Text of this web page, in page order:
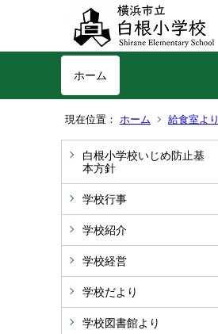
ホーム
現在位置： ホーム 給食室より
白根小学校いじめ防止基
本方針
学校行事
学校紹介
学校経営
学校だより
学校図書館より